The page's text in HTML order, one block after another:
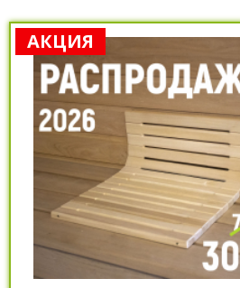
АКЦИЯ